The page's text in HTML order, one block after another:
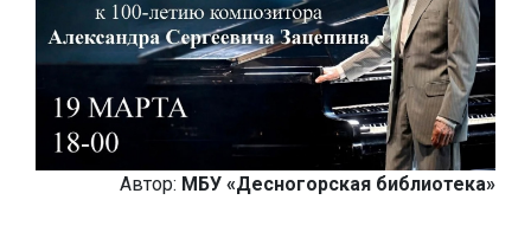
Автор: МБУ «Десногорская библиотека»